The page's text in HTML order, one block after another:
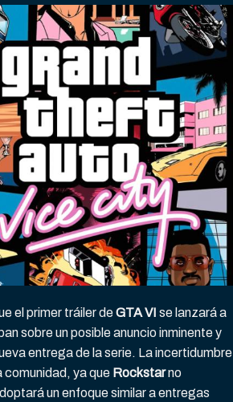
el primer tráiler deGTA VI se lanzará a
sobre un posible anuncio inminente y
entrega de la serie. La incertidumbre
ya que Rockstarno
un enfoque similar a entregas